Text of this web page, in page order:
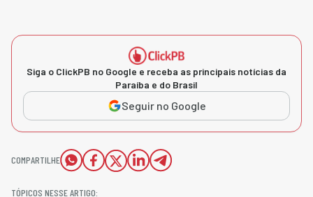
Siga o ClickPB no Google e receba as principais notícias da
Paraíba e do Brasil
Seguir no Google
COMPARTILHE
TÓPICOS NESSE ARTIGO: